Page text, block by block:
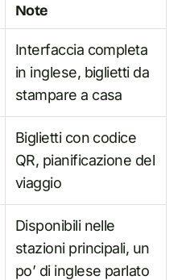
Note
Interfaccia completa
in inglese, biglietti da
stampare a casa
Biglietti con codice
QR, pianificazione del
viaggio
Disponibili nelle
stazioni principali, un
po’ di inglese parlato